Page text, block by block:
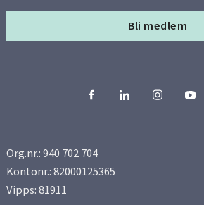
Bli medlem
Org.nr.: 940 702 704
Kontonr.: 82000125365
Vipps: 81911